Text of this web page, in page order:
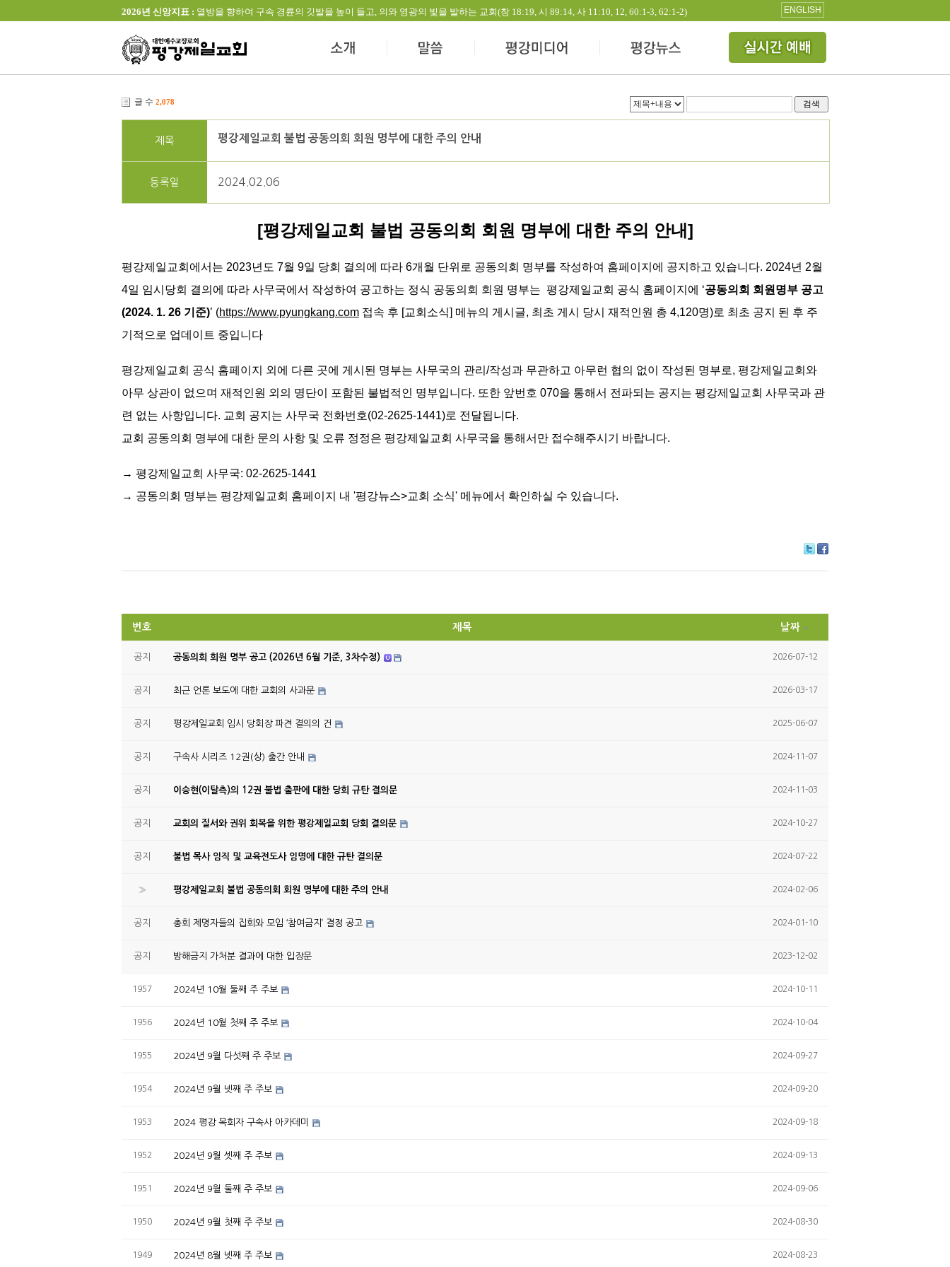
2026년 신앙지표 : 열방을 향하여 구속 경륜의 깃발을 높이 들고, 의와 영광의 빛을 발하는 교회(창 18:19, 시 89:14, 사 11:10, 12, 60:1-3, 62:1-2) ENGLISH
글 수 2,078 검색
제목 평강제일교회 불법 공동의회 회원 명부에 대한 주의 안내
등록일 2024.02.06
[평강제일교회 불법 공동의회 회원 명부에 대한 주의 안내]
평강제일교회에서는 2023년도 7월 9일 당회 결의에 따라 6개월 단위로 공동의회 명부를 작성하여 홈페이지에 공지하고 있습니다. 2024년 2월
4일 임시당회 결의에 따라 사무국에서 작성하여 공고하는 정식 공동의회 회원 명부는 평강제일교회 공식 홈페이지에 ‘공동의회 회원명부 공고
(2024. 1. 26 기준)’ (https://www.pyungkang.com 접속 후 [교회소식] 메뉴의 게시글, 최초 게시 당시 재적인원 총 4,120명)로 최초 공지 된 후 주
기적으로 업데이트 중입니다
평강제일교회 공식 홈페이지 외에 다른 곳에 게시된 명부는 사무국의 관리/작성과 무관하고 아무런 협의 없이 작성된 명부로, 평강제일교회와
아무 상관이 없으며 재적인원 외의 명단이 포함된 불법적인 명부입니다. 또한 앞번호 070을 통해서 전파되는 공지는 평강제일교회 사무국과 관
련 없는 사항입니다. 교회 공지는 사무국 전화번호(02-2625-1441)로 전달됩니다.
교회 공동의회 명부에 대한 문의 사항 및 오류 정정은 평강제일교회 사무국을 통해서만 접수해주시기 바랍니다.
→ 평강제일교회 사무국: 02-2625-1441
→ 공동의회 명부는 평강제일교회 홈페이지 내 '평강뉴스>교회 소식' 메뉴에서 확인하실 수 있습니다.
itte ce
번호 제목 날짜
공지 공동의회 회원 명부 공고 (2026년 6월 기준, 3차수정) 2026-07-12
공지 최근 언론 보도에 대한 교회의 사과문 2026-03-17
공지 평강제일교회 임시 당회장 파견 결의의 건 2025-06-07
공지 구속사 시리즈 12권(상) 출간 안내 2024-11-07
공지 이승현(이탈측)의 12권 불법 출판에 대한 당회 규탄 결의문 2024-11-03
공지 교회의 질서와 권위 회복을 위한 평강제일교회 당회 결의문 2024-10-27
공지 불법 목사 임직 및 교육전도사 임명에 대한 규탄 결의문 2024-07-22
» 평강제일교회 불법 공동의회 회원 명부에 대한 주의 안내 2024-02-06
공지 총회 제명자들의 집회와 모임 ‘참여금지’ 결정 공고 2024-01-10
공지 방해금지 가처분 결과에 대한 입장문 2023-12-02
1957 2024년 10월 둘째 주 주보 2024-10-11
1956 2024년 10월 첫째 주 주보 2024-10-04
1955 2024년 9월 다섯째 주 주보 2024-09-27
1954 2024년 9월 넷째 주 주보 2024-09-20
1953 2024 평강 목회자 구속사 아카데미 2024-09-18
1952 2024년 9월 셋째 주 주보 2024-09-13
1951 2024년 9월 둘째 주 주보 2024-09-06
1950 2024년 9월 첫째 주 주보 2024-08-30
1949 2024년 8월 넷째 주 주보 2024-08-23